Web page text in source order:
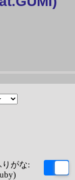
りがな: